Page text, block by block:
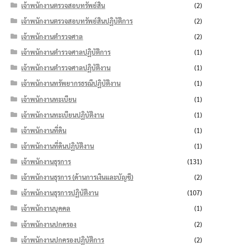
เจ้าพนักงานตรวจสอบทรัพย์สิน
(2)
เจ้าพนักงานตรวจสอบทรัพย์สินปฏิบัติการ
(2)
เจ้าพนักงานตำรวจศาล
(2)
เจ้าพนักงานตำรวจศาลปฏิบัติการ
(1)
เจ้าพนักงานตำรวจศาลปฏิบัติงาน
(1)
เจ้าพนักงานทรัพยากรธรณีปฏิบัติงาน
(1)
เจ้าพนักงานทะเบียน
(1)
เจ้าพนักงานทะเบียนปฏิบัติงาน
(1)
เจ้าพนักงานที่ดิน
(1)
เจ้าพนักงานที่ดินปฏิบัติงาน
(1)
เจ้าพนักงานธุรการ
(131)
เจ้าพนักงานธุรการ (ด้านการเงินและบัญชี)
(2)
เจ้าพนักงานธุรการปฏิบัติงาน
(107)
เจ้าพนักงานบุคคล
(1)
เจ้าพนักงานปกครอง
(2)
เจ้าพนักงานปกครองปฏิบัติการ
(2)